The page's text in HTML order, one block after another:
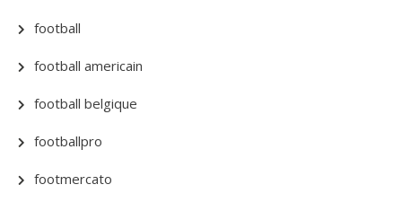
football
football americain
football belgique
footballpro
footmercato